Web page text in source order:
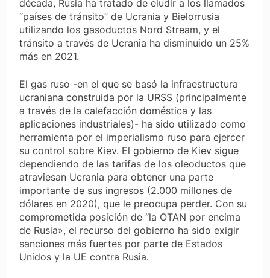
década, Rusia ha tratado de eludir a los llamados
“países de tránsito” de Ucrania y Bielorrusia
utilizando los gasoductos Nord Stream, y el
tránsito a través de Ucrania ha disminuido un 25%
más en 2021.
El gas ruso -en el que se basó la infraestructura
ucraniana construida por la URSS (principalmente
a través de la calefacción doméstica y las
aplicaciones industriales)- ha sido utilizado como
herramienta por el imperialismo ruso para ejercer
su control sobre Kiev. El gobierno de Kiev sigue
dependiendo de las tarifas de los oleoductos que
atraviesan Ucrania para obtener una parte
importante de sus ingresos (2.000 millones de
dólares en 2020), que le preocupa perder. Con su
comprometida posición de “la OTAN por encima
de Rusia», el recurso del gobierno ha sido exigir
sanciones más fuertes por parte de Estados
Unidos y la UE contra Rusia.